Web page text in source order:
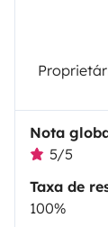
Nota
5/5
Taxa de
100%